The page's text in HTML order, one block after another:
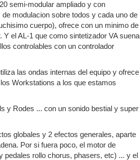
semi-modular ampliado y con
modulacion sobre todos y cada uno de
cuerpo), ofrece con un minimo de
el AL-1 que como sintetizador VA suena
controlables con un controlador
las ondas internas del equipo y ofrece
Workstations a los que estamos
y Rodes ... con un sonido bestial y super
globales y 2 efectos generales, aparte
Por si fuera poco, el motor de
rollo chorus, phasers, etc) ... y el